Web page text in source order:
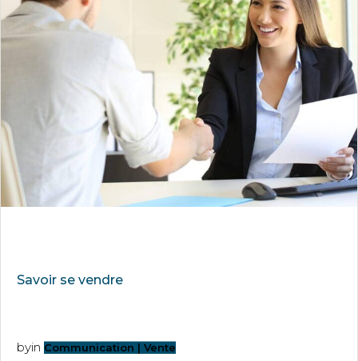
Savoir se vendre
byin Communication | Vente